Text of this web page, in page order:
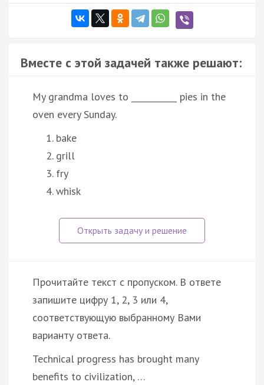
Вместе с этой задачей также решают:
My grandma loves to ___________ pies in the
oven every Sunday.
bake
grill
fry
whisk
Прочитайте текст с пропуском. В ответе
запишите цифру 1, 2, 3 или 4,
соответствующую выбранному Вами
варианту ответа.
Technical progress has brought many
benefits to civilization, …